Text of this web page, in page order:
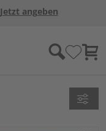
Jetzt angeben